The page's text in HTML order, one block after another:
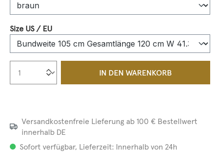
Size US / EUauswählen
Produkt Anzahl: Gib den
IN DEN WARENKORB
Versandkostenfreie Lieferung ab 100 € Bestellwert
innerhalb DE
Sofort verfügbar, Lieferzeit: Innerhalb von 24h